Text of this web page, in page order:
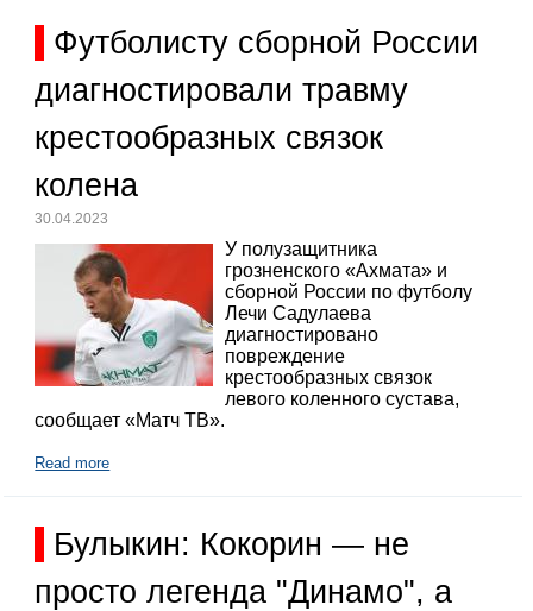
Футболисту сборной России
диагностировали травму
крестообразных связок
колена
30.04.2023
У полузащитника
грозненского «Ахмата» и
сборной России по футболу
Лечи Садулаева
диагностировано
повреждение
крестообразных связок
левого коленного сустава,
сообщает «Матч ТВ».
Read more
Булыкин: Кокорин — не
просто легенда "Динамо", а